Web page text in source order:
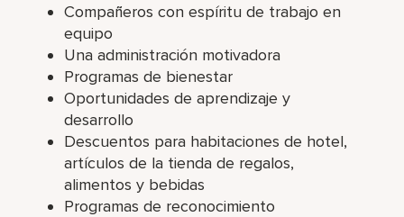
Compañeros con espíritu de trabajo en
equipo
Una administración motivadora
Programas de bienestar
Oportunidades de aprendizaje y
desarrollo
Descuentos para habitaciones de hotel,
artículos de la tienda de regalos,
alimentos y bebidas
Programas de reconocimiento